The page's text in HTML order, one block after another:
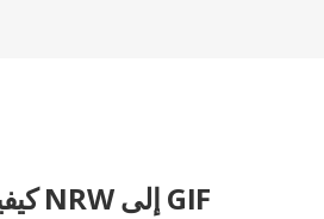
كيفية تحويل NRW إلى GIF